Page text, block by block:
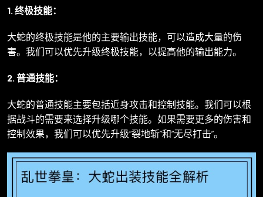
1. 终极技能：
大蛇的终极技能是他的主要输出技能，可以造成大量的伤
害。我们可以优先升级终极技能，以提高他的输出能力。
2. 普通技能：
大蛇的普通技能主要包括近身攻击和控制技能。我们可以根
据战斗的需要来选择升级哪个技能。如果需要更多的伤害和
控制效果，我们可以优先升级“裂地斩”和“无尽打击”。